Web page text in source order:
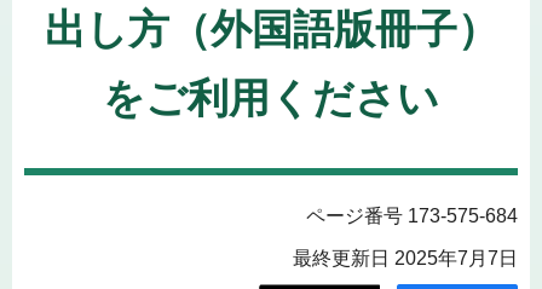
出し方（外国語版冊子）
をご利用ください
ページ番号 173-575-684
最終更新日 2025年7月7日